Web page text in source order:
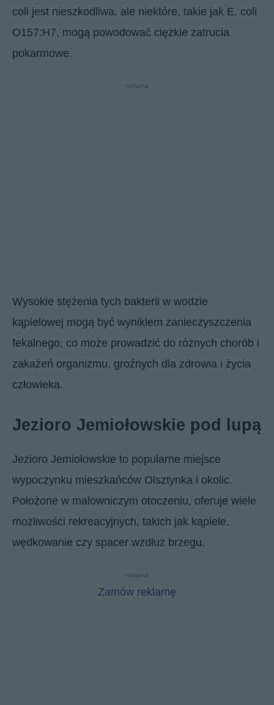
coli jest nieszkodliwa, ale niektóre, takie jak E. coli
O157:H7, mogą powodować ciężkie zatrucia
pokarmowe.
reklama
Wysokie stężenia tych bakterii w wodzie
kąpielowej mogą być wynikiem zanieczyszczenia
fekalnego, co może prowadzić do różnych chorób i
zakażeń organizmu, groźnych dla zdrowia i życia
człowieka.
Jezioro Jemiołowskie pod lupą
Jezioro Jemiołowskie to popularne miejsce
wypoczynku mieszkańców Olsztynka i okolic.
Położone w malowniczym otoczeniu, oferuje wiele
możliwości rekreacyjnych, takich jak kąpiele,
wędkowanie czy spacer wzdłuż brzegu.
reklama
Zamów reklamę